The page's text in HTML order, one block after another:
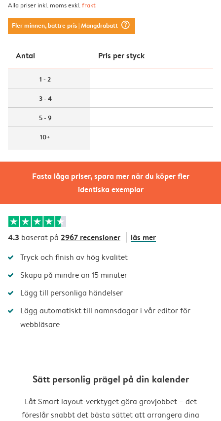
Fasta låga priser, spara mer när du köper fler
identiska exemplar
Alla priser inkl. moms exkl.frakt
Fler minnen, bättre pris| Mängdrabatt question_mark_circle
Antal Pris per styck
1 - 2
3 - 4
5 - 9
10+
4.3 baserat på 2967 recensioner läs mer
Tryck och finish av hög kvalitet
Skapa på mindre än 15 minuter
Lägg till personliga händelser
Lägg automatiskt till namnsdagar i vår editor för
webbläsare
Sätt personlig prägel på din kalender
Låt Smart layout-verktyget göra grovjobbet – det
föreslår snabbt det bästa sättet att arrangera dina